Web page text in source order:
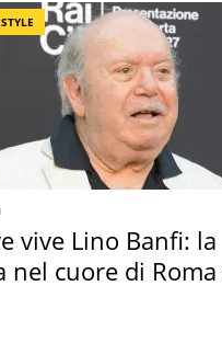
vive Lino Banfi: la
nel cuore di Roma